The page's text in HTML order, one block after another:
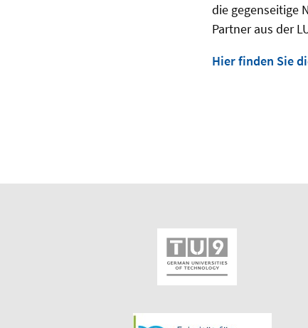
die gegenseitige
Partner aus der
Hier finden Sie